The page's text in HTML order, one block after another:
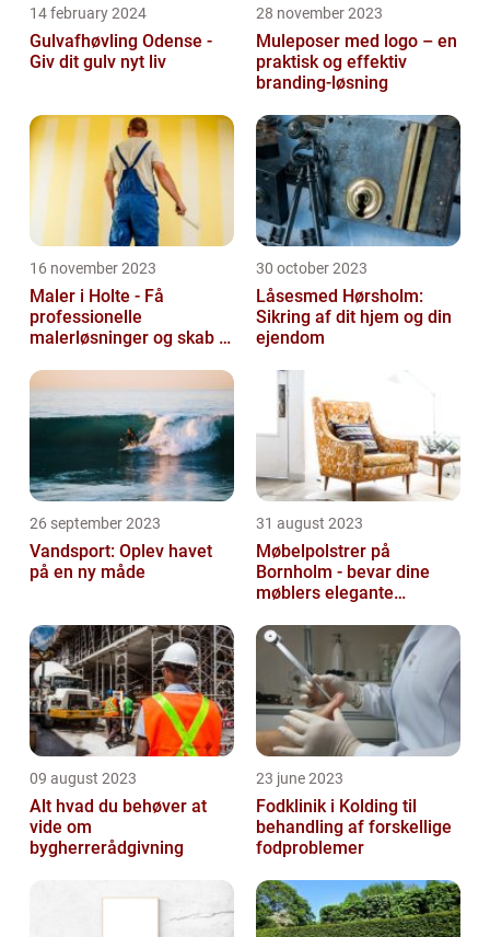
14 february 2024
Gulvafhøvling Odense -
Giv dit gulv nyt liv
28 november 2023
Muleposer med logo – en
praktisk og effektiv
branding-løsning
16 november 2023
Maler i Holte - Få
professionelle
malerløsninger og skab et
30 october 2023
Låsesmed Hørsholm:
Sikring af dit hjem og din
ejendom
26 september 2023
Vandsport: Oplev havet
på en ny måde
31 august 2023
Møbelpolstrer på
Bornholm - bevar dine
møblers elegante
09 august 2023
Alt hvad du behøver at
vide om
bygherrerådgivning
23 june 2023
Fodklinik i Kolding til
behandling af forskellige
fodproblemer